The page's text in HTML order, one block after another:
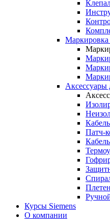
Маркировка
Аксессуары
Патч-
Курсы Siemens
О компании